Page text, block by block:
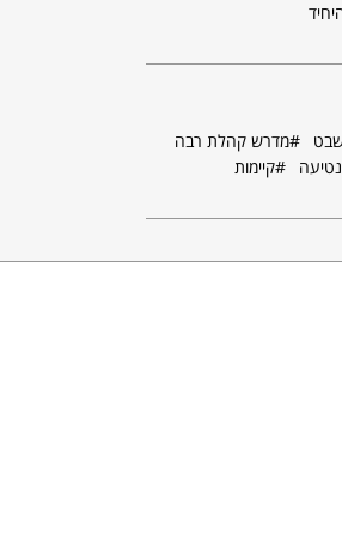
מדרש קהלת רבה
נטיעה קיימות